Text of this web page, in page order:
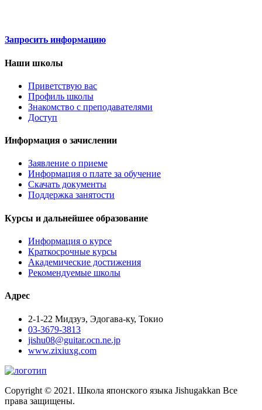
Запросить информацию
Наши школы
Приветствую вас
Профиль школы
Знакомство с преподавателями
Доступ
Информация о зачислении
Заявление о приеме
Информация о плате за обучение
Скачать документы
Поддержка занятости
Курсы и дальнейшее образование
Информация о курсе
Краткосрочные курсы
Академические достижения
Рекомендуемые школы
Адрес
2-1-22 Мидзуэ, Эдогава-ку, Токио
03-3679-3813
jishu08@guitar.ocn.ne.jp
www.zixiuxg.com
Copyright © 2021. Школа японского языка Jishugakkan Все
права защищены.